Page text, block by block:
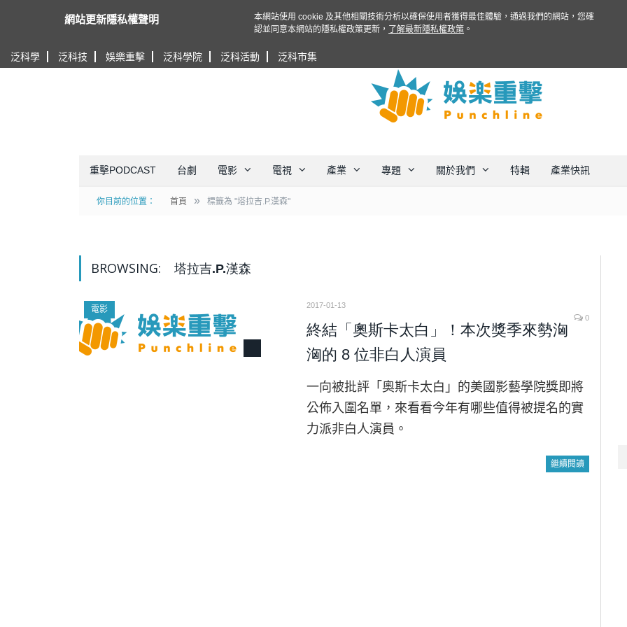
泛科學 泛科技 娛樂重擊 泛科學院 泛科活動 泛科市集
重擊PODCAST 台劇 電影 電視 產業 專題 關於我們 特輯 產業快訊
你目前的位置： 首頁 » 標籤為 "塔拉吉.P.漢森"
BROWSING: 塔拉吉.P.漢森
電影
2017-01-13
0
終結「奧斯卡太白」！本次獎季來勢洶
洶的 8 位非白人演員
一向被批評「奧斯卡太白」的美國影藝學院獎即將
公佈入圍名單，來看看今年有哪些值得被提名的實
力派非白人演員。
繼續閱讀
網站更新隱私權聲明
本網站使用 cookie 及其他相關技術分析以確保使用者獲得最佳體驗，通過我們的網站，您確
認並同意本網站的隱私權政策更新，
了解最新隱私權政策 。